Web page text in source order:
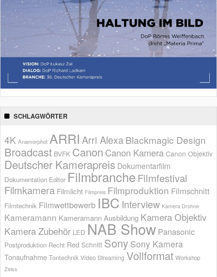
SCHLAGWÖRTER
4K Anamorphot ARRI Arri AlexaBlackmagic Design
Broadcast BVFK Canon Canon Kamera Canon Objektiv
Deutscher Kamerapreis Dokumentarfilm
Dokumentation Editor Filmbranche Filmfestival
Filmkamera Filmlicht Filmpreis Filmproduktion Filmschnitt
Filmtechnik Filmwettbewerb IBC Interview Kamera Drohne
Kameramann Kameramann Ausbildung Kamera Objektiv
Kamera Zubehör LED NAB Show Panasonic
Postproduktion Recht Red Schnitt Sony Sony Kamera
Tonaufnahme Tontechnik Video Streaming Vollformat Workshop
Zeiss